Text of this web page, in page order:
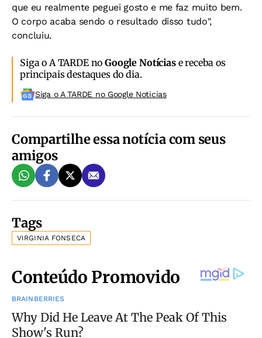
que eu realmente peguei gosto e me faz muito bem.
O corpo acaba sendo o resultado disso tudo",
concluiu.
Siga o A TARDE noGoogle Notíciase receba os
principais destaques do dia.
Siga o A TARDE no Google Noticias
Compartilhe essa notícia com seus
amigos
Tags
VIRGINIA FONSECA